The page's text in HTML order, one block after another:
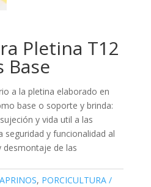
Pletina T12
Base
a la pletina elaborado en
base o soporte y brinda:
y vida util a las
seguridad y funcionalidad al
de las
, PORCICULTURA /